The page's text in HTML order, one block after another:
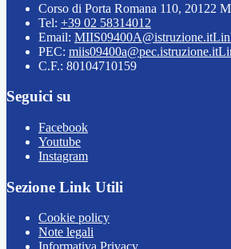
Corso di Porta Romana 110, 20122
Tel: +39 02 58314012
Email: MIIS09400A@istruzione.it
PEC: miis09400a@pec.istruzione.it
C.F.: 80104710159
Seguici su
Facebook
Youtube
Instagram
Sezione Link Utili
Cookie policy
Note legali